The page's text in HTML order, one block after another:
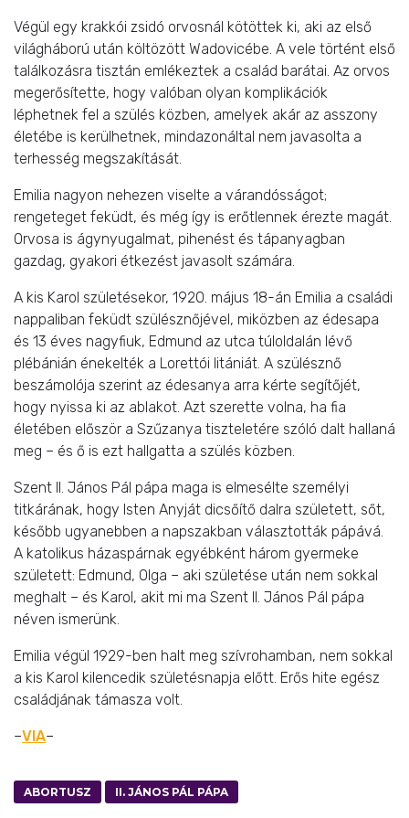
Végül egy krakkói zsidó orvosnál kötöttek ki, aki az első
világháború után költözött Wadovicébe. A vele történt első
találkozásra tisztán emlékeztek a család barátai. Az orvos
megerősítette, hogy valóban olyan komplikációk
léphetnek fel a szülés közben, amelyek akár az asszony
életébe is kerülhetnek, mindazonáltal nem javasolta a
terhesség megszakítását.
Emilia nagyon nehezen viselte a várandósságot;
rengeteget feküdt, és még így is erőtlennek érezte magát.
Orvosa is ágynyugalmat, pihenést és tápanyagban
gazdag, gyakori étkezést javasolt számára.
A kis Karol születésekor, 1920. május 18-án Emilia a családi
nappaliban feküdt szülésznőjével, miközben az édesapa
és 13 éves nagyfiuk, Edmund az utca túloldalán lévő
plébánián énekelték a Lorettói litániát. A szülésznő
beszámolója szerint az édesanya arra kérte segítőjét,
hogy nyissa ki az ablakot. Azt szerette volna, ha fia
életében először a Szűzanya tiszteletére szóló dalt hallaná
meg – és ő is ezt hallgatta a szülés közben.
Szent II. János Pál pápa maga is elmesélte személyi
titkárának, hogy Isten Anyját dicsőítő dalra született, sőt,
később ugyanebben a napszakban választották pápává.
A katolikus házaspárnak egyébként három gyermeke
született: Edmund, Olga – aki születése után nem sokkal
meghalt – és Karol, akit mi ma Szent II. János Pál pápa
néven ismerünk.
Emilia végül 1929-ben halt meg szívrohamban, nem sokkal
a kis Karol kilencedik születésnapja előtt. Erős hite egész
családjának támasza volt.
–VIA–
ABORTUSZ II. JÁNOS PÁL PÁPA